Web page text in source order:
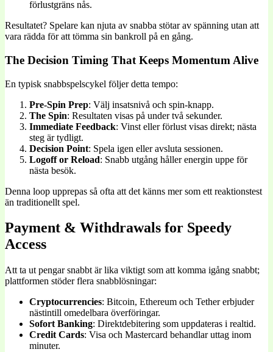
förlustgräns nås.
Resultatet? Spelare kan njuta av snabba stötar av spänning utan att
vara rädda för att tömma sin bankroll på en gång.
The Decision Timing That Keeps Momentum Alive
En typisk snabbspelscykel följer detta tempo:
Pre‑Spin Prep: Välj insatsnivå och spin-knapp.
The Spin: Resultaten visas på under två sekunder.
Immediate Feedback: Vinst eller förlust visas direkt; nästa
steg är tydligt.
Decision Point: Spela igen eller avsluta sessionen.
Logoff or Reload: Snabb utgång håller energin uppe för
nästa besök.
Denna loop upprepas så ofta att det känns mer som ett reaktionstest
än traditionellt spel.
Payment & Withdrawals for Speedy
Access
Att ta ut pengar snabbt är lika viktigt som att komma igång snabbt;
plattformen stöder flera snabblösningar:
Cryptocurrencies: Bitcoin, Ethereum och Tether erbjuder
nästintill omedelbara överföringar.
Sofort Banking: Direktdebitering som uppdateras i realtid.
Credit Cards: Visa och Mastercard behandlar uttag inom
minuter.